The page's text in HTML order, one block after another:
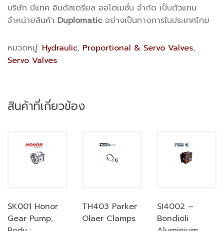
บริษัท บีแทค อินดัสเตรียล ออโตเมชั่น จำกัด เป็นตัวแทน
จำหน่ายสินค้า Duplomatic อย่างเป็นทางการในประเทศไทย
หมวดหมู่: Hydraulic, Proportional & Servo Valves,
Servo Valves
สินค้าที่เกี่ยวข้อง
SK001 Honor
Gear Pump,
TH403 Parker
Olaer Clamps
SI4002 –
Bondioli